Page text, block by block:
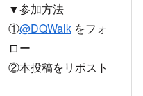
▼参加方法
①@DQWalkをフォ
ロー
②本投稿をリポスト